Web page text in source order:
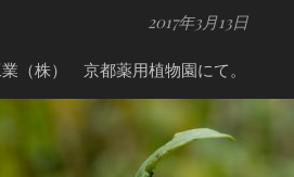
2017年3月13日
（株） 京都薬用植物園にて。